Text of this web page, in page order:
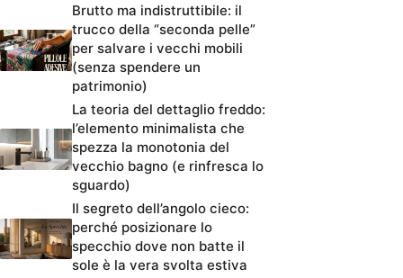
Brutto ma indistruttibile: il
trucco della “seconda pelle”
per salvare i vecchi mobili
(senza spendere un
patrimonio)
La teoria del dettaglio freddo:
l’elemento minimalista che
spezza la monotonia del
vecchio bagno (e rinfresca lo
sguardo)
Il segreto dell’angolo cieco:
perché posizionare lo
specchio dove non batte il
sole è la vera svolta estiva